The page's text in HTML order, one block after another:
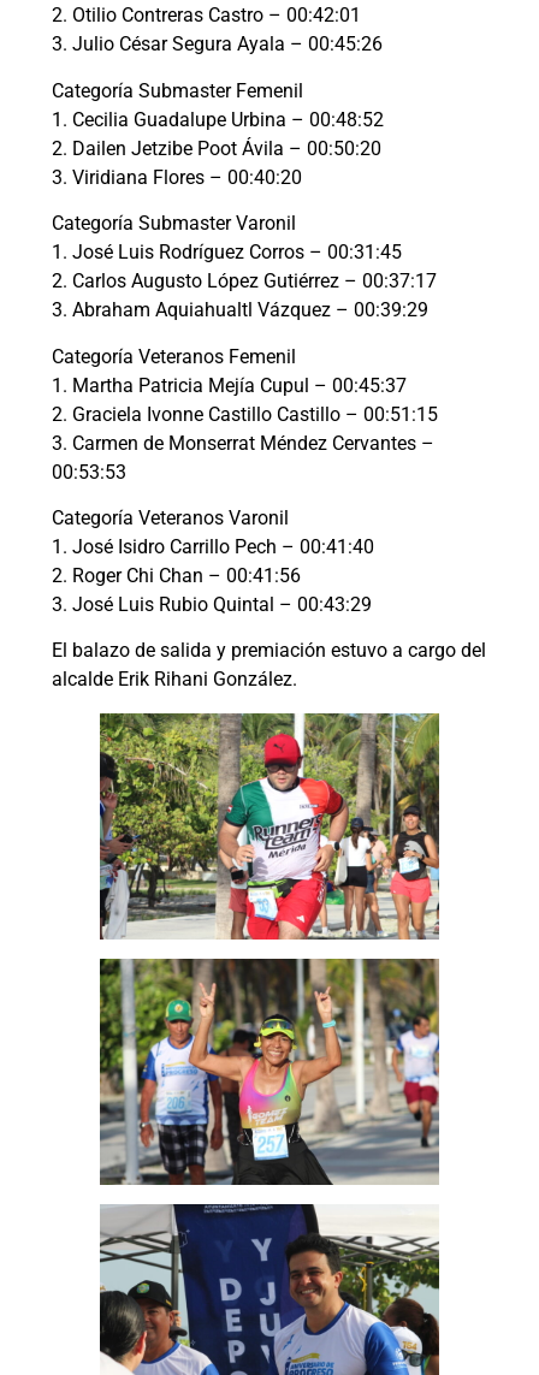
2. Otilio Contreras Castro – 00:42:01
3. Julio César Segura Ayala – 00:45:26
Categoría Submaster Femenil
1. Cecilia Guadalupe Urbina – 00:48:52
2. Dailen Jetzibe Poot Ávila – 00:50:20
3. Viridiana Flores – 00:40:20
Categoría Submaster Varonil
1. José Luis Rodríguez Corros – 00:31:45
2. Carlos Augusto López Gutiérrez – 00:37:17
3. Abraham Aquiahualtl Vázquez – 00:39:29
Categoría Veteranos Femenil
1. Martha Patricia Mejía Cupul – 00:45:37
2. Graciela Ivonne Castillo Castillo – 00:51:15
3. Carmen de Monserrat Méndez Cervantes –
00:53:53
Categoría Veteranos Varonil
1. José Isidro Carrillo Pech – 00:41:40
2. Roger Chi Chan – 00:41:56
3. José Luis Rubio Quintal – 00:43:29
El balazo de salida y premiación estuvo a cargo del
alcalde Erik Rihani González.